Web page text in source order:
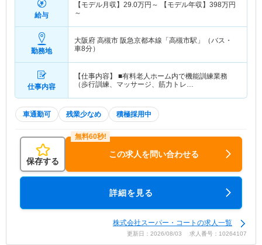
給与
【モデル月収】 29.0万円～ 【モデル年収】 398万円
～
勤務地
大阪府 高槻市 阪急京都本線「高槻市駅」（バス・
車8分）
仕事内容
【仕事内容】 ■有料老人ホーム内で機能訓練業務
（歩行訓練、マッサージ、筋力トレ…
車通勤可 残業少なめ 積極採用中
保存する
この求人を問い合わせる
詳細を見る
株式会社スーパー・コートの求人一覧
更新日：2026/08/03 求人番号：10264107